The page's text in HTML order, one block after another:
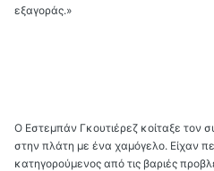
εξαγοράς.»
Ο Εστεμπάν Γκουτιέρεζ κοίταξε τον
στην πλάτη με ένα χαμόγελο. Είχαν
κατηγορούμενος από τις βαριές